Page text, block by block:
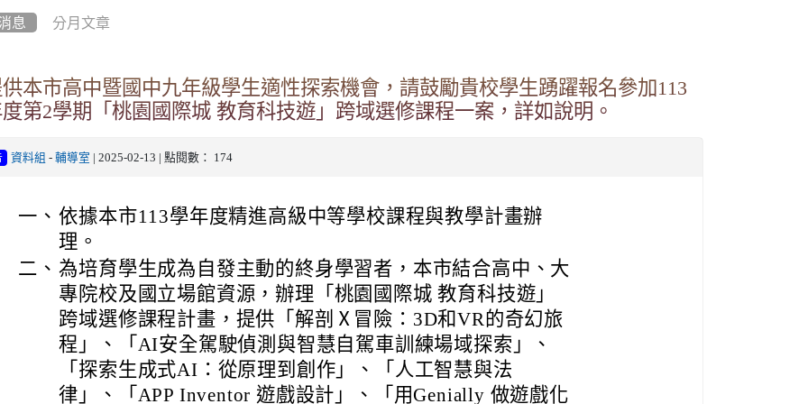
息 分月文章
本市高中暨國中九年級學生適性探索機會，請鼓勵貴校學生踴躍報名參加113
第2學期「桃園國際城 教育科技遊」跨域選修課程一案，詳如說明。
資料組 - 輔導室 | 2025-02-13 | 點閱數： 174
一、 依據本市113學年度精進高級中等學校課程與教學計畫辦
理。
二、 為培育學生成為自發主動的終身學習者，本市結合高中、大
專院校及國立場館資源，辦理「桃園國際城 教育科技遊」
跨域選修課程計畫，提供「解剖Ⅹ冒險：3D和VR的奇幻旅
程」、「AI安全駕駛偵測與智慧自駕車訓練場域探索」、
「探索生成式AI：從原理到創作」、「人工智慧與法
律」、「APP Inventor 遊戲設計」、「用Genially 做遊戲化